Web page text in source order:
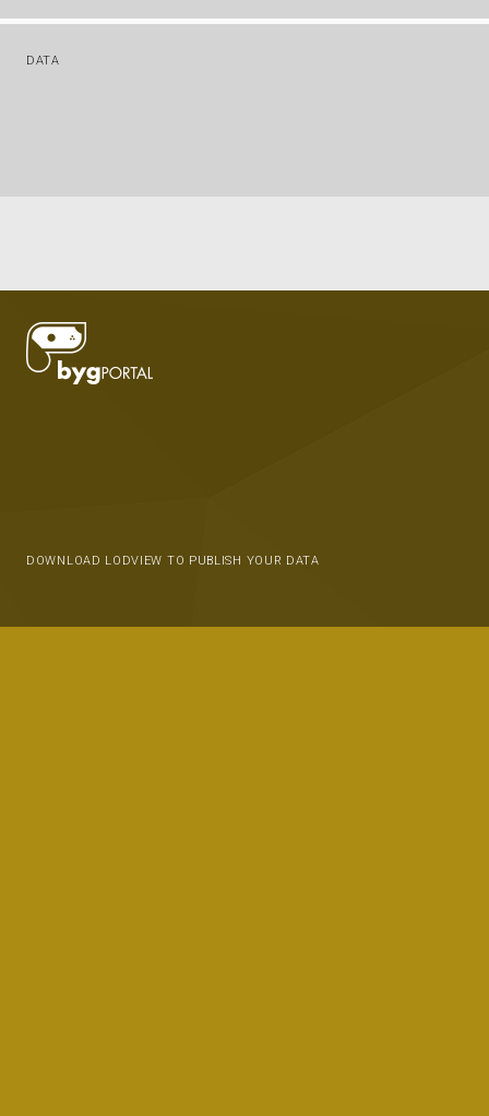
DATA
DOWNLOAD LODVIEW TO PUBLISH YOUR DATA